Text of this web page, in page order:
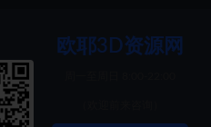
欧耶3D资源网